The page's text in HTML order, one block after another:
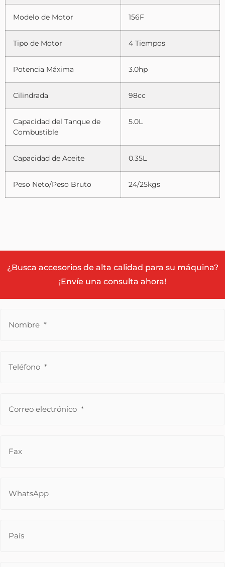
Modelo de Motor 156F
Tipo de Motor 4 Tiempos
Potencia Máxima 3.0hp
Cilindrada 98cc
Capacidad del Tanque de
Combustible
5.0L
Capacidad de Aceite 0.35L
Peso Neto/Peso Bruto 24/25kgs
¿Busca accesorios de alta calidad para su máquina?
¡Envíe una consulta ahora!